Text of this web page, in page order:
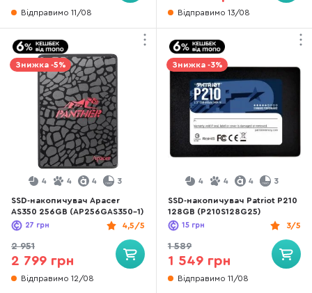
Відправимо 11/08 Відправимо 13/08
Знижка -5%
4 4 4 3
SSD-накопичувач Apacer
AS350 256GB (AP256GAS350-1)
4,5/5
27 грн
2 951
2 799 грн
Відправимо 12/08
Знижка -3%
4 4 4 3
SSD-накопичувач Patriot P210
128GB (P210S128G25)
3/5
15 грн
1 589
1 549 грн
Відправимо 11/08